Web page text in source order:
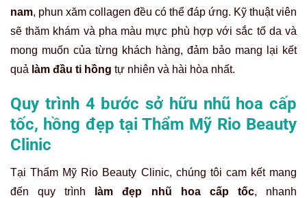
nam, phun xăm collagen đều có thể đáp ứng. Kỹ thuật viên
sẽ thăm khám và pha màu mực phù hợp với sắc tố da và
mong muốn của từng khách hàng, đảm bảo mang lại kết
quả làm đầu ti hồng tự nhiên và hài hòa nhất.
Quy trình 4 bước sở hữu nhũ hoa cấp
tốc, hồng đẹp tại Thẩm Mỹ Rio Beauty
Clinic
Tại Thẩm Mỹ Rio Beauty Clinic, chúng tôi cam kết mang
đến quy trình
làm đẹp nhũ hoa cấp tốc, nhanh